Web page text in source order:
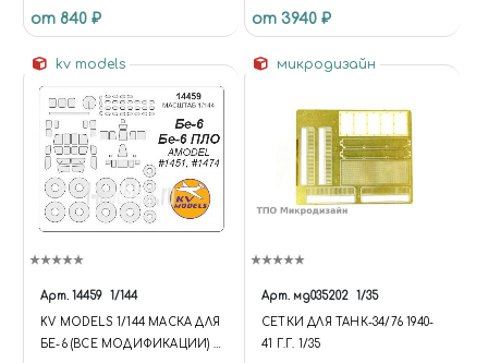
SHERMAN VVSS
от 840 ₽ от 3940 ₽
kv models
Арт. 14459 1/144
KV MODELS 1/144 МАСКА ДЛЯ
БЕ-6 (ВСЕ МОДИФИКАЦИИ) +
микродизайн
Арт. мд035202 1/35
СЕТКИ ДЛЯ ТАНК-34/76 1940-
41 Г.Г. 1/35